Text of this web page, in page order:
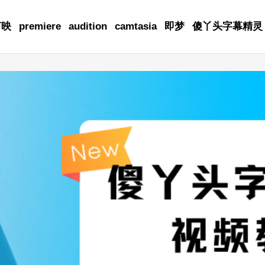
premiere audition camtasia 即梦 傻丫头字幕精灵